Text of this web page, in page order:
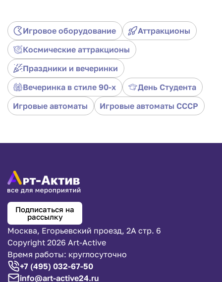
мероприятие!
Игровое оборудование
Аттракционы
Космические аттракционы
Праздники и вечеринки
Вечеринка в стиле 90-х
День Студента
Игровые автоматы
Игровые автоматы СССР
Подписаться на
рассылку
Москва, Егорьевский проезд, 2А стр. 6
Copyright 2026 Art-Active
Время работы: круглосуточно
+7 (495) 032-67-50
info@art-active24.ru